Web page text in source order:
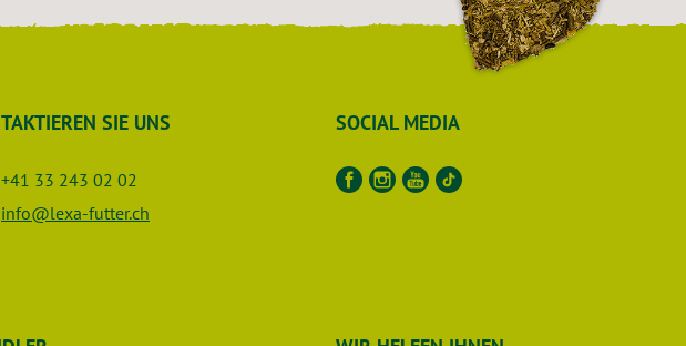
SIE UNS
+41 33 243 02 02
info@lexa-futter.ch
SOCIAL MEDIA